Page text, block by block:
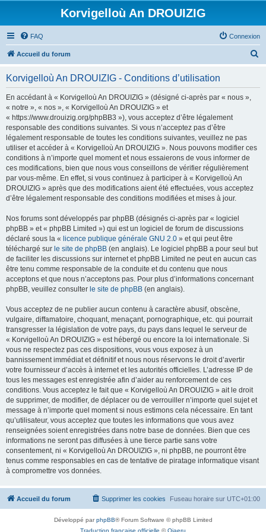
Korvigelloù An DROUIZIG
FAQ Connexion
Accueil du forum
Korvigelloù An DROUIZIG - Conditions d’utilisation
En accédant à « Korvigelloù An DROUIZIG » (désigné ci-après par « nous »,
« notre », « nos », « Korvigelloù An DROUIZIG » et
« https://www.drouizig.org/phpBB3 »), vous acceptez d’être légalement
responsable des conditions suivantes. Si vous n’acceptez pas d’être
légalement responsable de toutes les conditions suivantes, veuillez ne pas
utiliser et accéder à « Korvigelloù An DROUIZIG ». Nous pouvons modifier ces
conditions à n’importe quel moment et nous essaierons de vous informer de
ces modifications, bien que nous vous conseillons de vérifier régulièrement
par vous-même. En effet, si vous continuez à participer à « Korvigelloù An
DROUIZIG » après que des modifications aient été effectuées, vous acceptez
d’être légalement responsable des conditions modifiées et mises à jour.
Nos forums sont développés par phpBB (désignés ci-après par « logiciel
phpBB » et « phpBB Limited ») qui est un logiciel de forum de discussions
déclaré sous la « licence publique générale GNU 2.0 » et qui peut être
téléchargé sur le site de phpBB (en anglais). Le logiciel phpBB a pour seul but
de faciliter les discussions sur internet et phpBB Limited ne peut en aucun cas
être tenu comme responsable de la conduite et du contenu que nous
acceptons et que nous n’acceptons pas. Pour plus d’informations concernant
phpBB, veuillez consulter le site de phpBB (en anglais).
Vous acceptez de ne publier aucun contenu à caractère abusif, obscène,
vulgaire, diffamatoire, choquant, menaçant, pornographique, etc. qui pourrait
transgresser la législation de votre pays, du pays dans lequel le serveur de
« Korvigelloù An DROUIZIG » est hébergé ou encore la loi internationale. Si
vous ne respectez pas ces dispositions, vous vous exposez à un
bannissement immédiat et définitif et nous nous réservons le droit d’avertir
votre fournisseur d’accès à internet et les autorités officielles. L’adresse IP de
tous les messages est enregistrée afin d’aider au renforcement de ces
conditions. Vous acceptez le fait que « Korvigelloù An DROUIZIG » ait le droit
de supprimer, de modifier, de déplacer ou de verrouiller n’importe quel sujet et
message à n’importe quel moment si nous estimons cela nécessaire. En tant
qu’utilisateur, vous acceptez que toutes les informations que vous avez
renseignées soient enregistrées dans notre base de données. Bien que ces
informations ne seront pas diffusées à une tierce partie sans votre
consentement, ni « Korvigelloù An DROUIZIG », ni phpBB, ne pourront être
tenus comme responsables en cas de tentative de piratage informatique visant
à compromettre vos données.
Accueil du forum Fuseau horaire sur UTC+01:00
Supprimer les cookies
Développé parphpBB® Forum Software © phpBB Limited
Traduction française officielle ©Qiaeru